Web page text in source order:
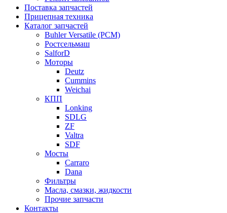
Поставка запчастей
Прицепная техника
Каталог запчастей
Buhler Versatile (РСМ)
Ростсельмаш
SalforD
Моторы
Deutz
Cummins
Weichai
КПП
Lonking
SDLG
ZF
Valtra
SDF
Мосты
Carraro
Dana
Фильтры
Масла, смазки, жидкости
Прочие запчасти
Контакты